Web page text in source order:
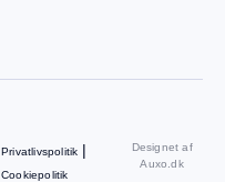
Privatlivspolitik |
Cookiepolitik
Designet af
Auxo.dk